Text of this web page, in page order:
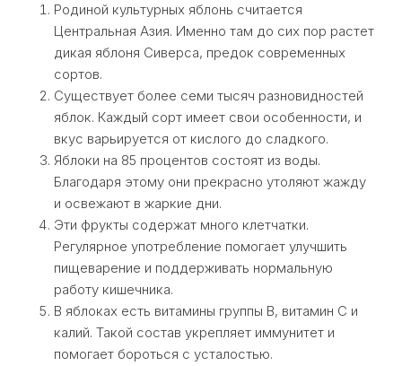
Родиной культурных яблонь считается
Центральная Азия. Именно там до сих пор растет
дикая яблоня Сиверса, предок современных
сортов.
Существует более семи тысяч разновидностей
яблок. Каждый сорт имеет свои особенности, и
вкус варьируется от кислого до сладкого.
Яблоки на 85 процентов состоят из воды.
Благодаря этому они прекрасно утоляют жажду
и освежают в жаркие дни.
Эти фрукты содержат много клетчатки.
Регулярное употребление помогает улучшить
пищеварение и поддерживать нормальную
работу кишечника.
В яблоках есть витамины группы В, витамин С и
калий. Такой состав укрепляет иммунитет и
помогает бороться с усталостью.